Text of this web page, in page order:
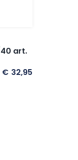
art.
€ 32,95